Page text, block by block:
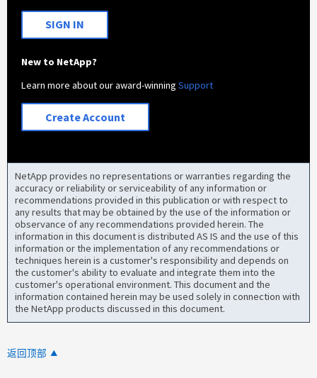
SIGN IN
New to NetApp?
Learn more about our award-winningSupport
Create Account
NetApp provides no representations or warranties regarding the
accuracy or reliability or serviceability of any information or
recommendations provided in this publication or with respect to
any results that may be obtained by the use of the information or
observance of any recommendations provided herein. The
information in this document is distributed AS IS and the use of this
information or the implementation of any recommendations or
techniques herein is a customer's responsibility and depends on
the customer's ability to evaluate and integrate them into the
customer's operational environment. This document and the
information contained herein may be used solely in connection with
the NetApp products discussed in this document.
返回顶部